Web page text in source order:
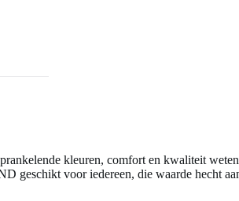
kleuren, comfort en kwaliteit
geschikt voor iedereen, die waarde hecht